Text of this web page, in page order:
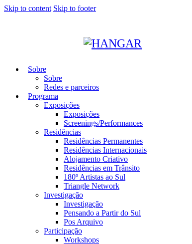
Skip to content Skip to footer
Sobre
Sobre
Redes e parceiros
Programa
Exposições
Exposições
Screenings/Performances
Residências
Residências Permanentes
Residências Internacionais
Alojamento Criativo
Residências em Trânsito
180º Artistas ao Sul
Triangle Network
Investigação
Investigação
Pensando a Partir do Sul
Pos Arquivo
Participação
Workshops